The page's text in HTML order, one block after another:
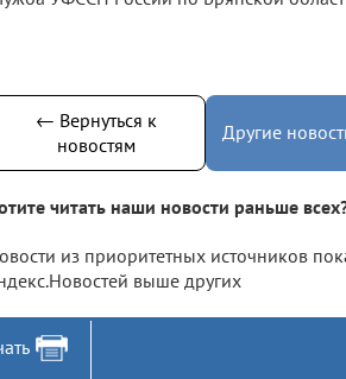
← Вернуться к
новостям
Другие
читать наши новости раньше
из приоритетных источников
выше других